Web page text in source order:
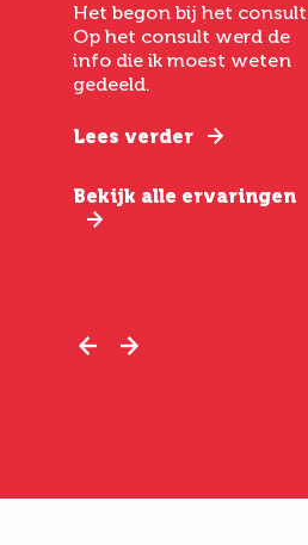
Het begon bij het
Op het consult werd de
info die ik moest weten
gedeeld.
Lees verder
Bekijk alle ervaringen